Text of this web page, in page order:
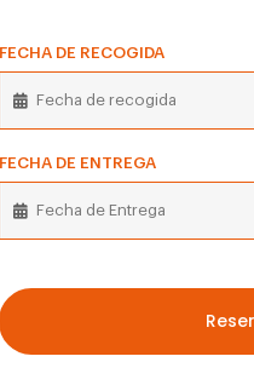
FECHA DE RECOGIDA
FECHA DE ENTREGA